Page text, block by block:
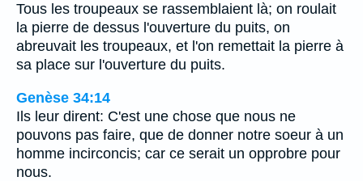
Tous les troupeaux se rassemblaient là; on roulait
la pierre de dessus l'ouverture du puits, on
abreuvait les troupeaux, et l'on remettait la pierre à
sa place sur l'ouverture du puits.
Genèse 34:14
Ils leur dirent: C'est une chose que nous ne
pouvons pas faire, que de donner notre soeur à un
homme incirconcis; car ce serait un opprobre pour
nous.